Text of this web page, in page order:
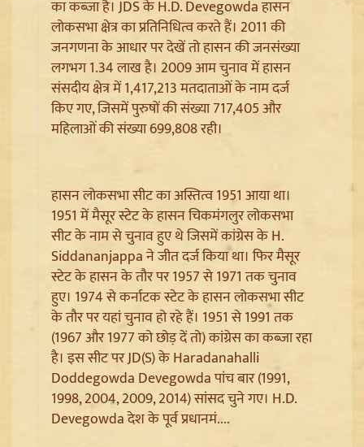
Trisha Krishnan पर टिप्पणी मामले में Udhayanidhi Stalin
Arrest, जानें चेन्नई पुलिस ने कौन सी धाराएं लगाईं
Jantar Mantar से अदालत तक: Brij Bhushan के खिलाफ
यौन उत्पीड़न मामले में Legal Battle का अंत
का कब्जा है। JDS के H.D. Devegowda हासन
लोकसभा क्षेत्र का प्रतिनिधित्व करते हैं। 2011 की
जनगणना के आधार पर देखें तो हासन की जनसंख्या
लगभग 1.34 लाख है। 2009 आम चुनाव में हासन
संसदीय क्षेत्र में 1,417,213 मतदाताओं के नाम दर्ज
किए गए, जिसमें पुरुषों की संख्या 717,405 और
महिलाओं की संख्या 699,808 रही।
हासन लोकसभा सीट का अस्तित्व 1951 आया था।
1951 में मैसूर स्टेट के हासन चिकमंगलुर लोकसभा
सीट के नाम से चुनाव हुए थे जिसमें कांग्रेस के H.
Siddananjappa ने जीत दर्ज किया था। फिर मैसूर
स्टेट के हासन के तौर पर 1957 से 1971 तक चुनाव
हुए। 1974 से कर्नाटक स्टेट के हासन लोकसभा सीट
के तौर पर यहां चुनाव हो रहे हैं। 1951 से 1991 तक
(1967 और 1977 को छोड़ दें तो) कांग्रेस का कब्जा रहा
है। इस सीट पर JD(S) के Haradanahalli
Doddegowda Devegowda पांच बार (1991,
1998, 2004, 2009, 2014) सांसद चुने गए। H.D.
Devegowda देश के पूर्व प्रधानमं....